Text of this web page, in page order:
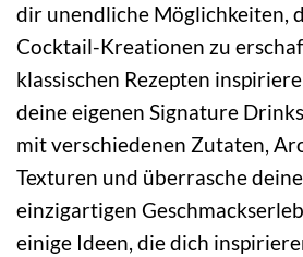
dir unendliche Möglichkeiten,
Cocktail-Kreationen zu
klassischen Rezepten
deine eigenen Signature
mit verschiedenen Zutaten,
Texturen und überrasche
einzigartigen
einige Ideen, die dich